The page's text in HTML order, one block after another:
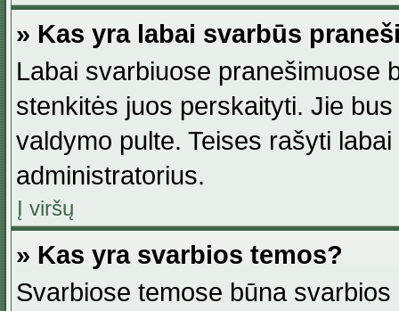
» Kas yra labai svarbūs
Labai svarbiuose pranešimuose
stenkitės juos perskaityti. Jie
valdymo pulte. Teises rašyti
administratorius.
Į viršų
» Kas yra svarbios temos?
Svarbiose temose būna